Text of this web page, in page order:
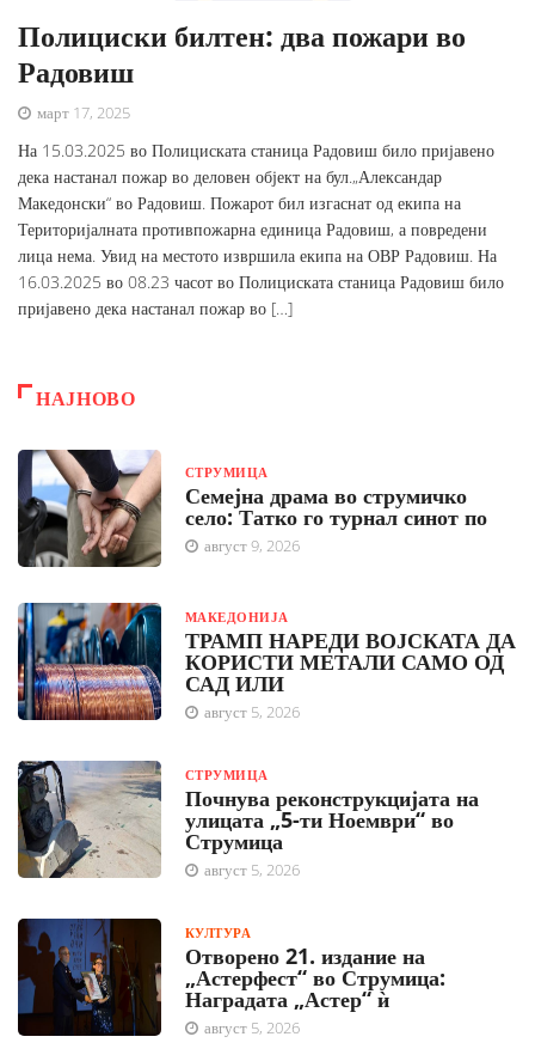
Полициски билтен: два пожари во
Радовиш
март 17, 2025
На 15.03.2025 во Полициската станица Радовиш било пријавено
дека настанал пожар во деловен објект на бул.„Александар
Македонски“ во Радовиш. Пожарот бил изгаснат од екипа на
Територијалната противпожарна единица Радовиш, а повредени
лица нема. Увид на местото извршила екипа на ОВР Радовиш. На
16.03.2025 во 08.23 часот во Полициската станица Радовиш било
пријавено дека настанал пожар во […]
НАЈНОВО
СТРУМИЦА
Семејна драма во струмичко
село: Татко го турнал синот по
август 9, 2026
МАКЕДОНИЈА
ТРАМП НАРЕДИ ВОЈСКАТА ДА
КОРИСТИ МЕТАЛИ САМО ОД
САД ИЛИ
август 5, 2026
СТРУМИЦА
Почнува реконструкцијата на
улицата „5-ти Ноември“ во
Струмица
август 5, 2026
КУЛТУРА
Отворено 21. издание на
„Астерфест“ во Струмица:
Наградата „Астер“ ѝ
август 5, 2026